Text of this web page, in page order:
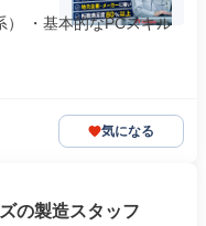
） ・基本的なPCスキル
気になる
の製造スタッフ